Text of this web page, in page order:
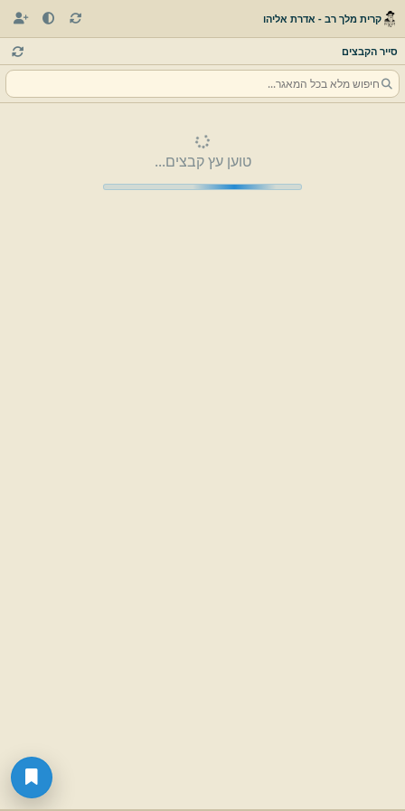
קרית מלך רב - אדרת אליהו
סייר הקבצים
טוען עץ קבצים...